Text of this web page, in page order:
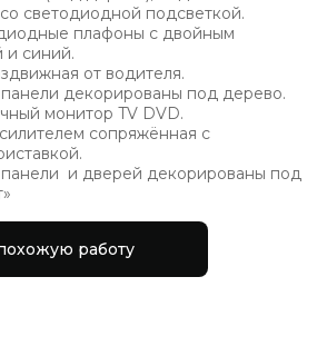
светодиодной подсветкой.
плафоны с двойным
синий.
от водителя.
декорированы под дерево.
монитор TV DVD.
сопряжённая с
и дверей декорированы под
работу